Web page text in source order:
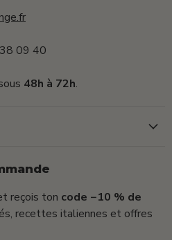
09 40
48h à 72h.
reçois ton code −10 % de
recettes italiennes et offres